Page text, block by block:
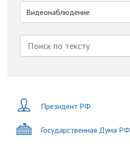
Видеонаблюдение
Президент РФ
Государственная Дума РФ